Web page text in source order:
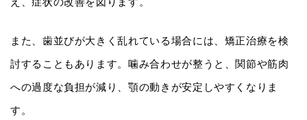
え、症状の改善を図ります。
また、歯並びが大きく乱れている場合には、矯正治療を検
討することもあります。噛み合わせが整うと、関節や筋肉
への過度な負担が減り、顎の動きが安定しやすくなりま
す。